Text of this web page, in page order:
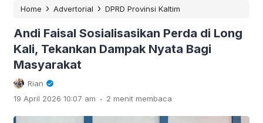
Home › Advertorial › DPRD Provinsi Kaltim
Andi Faisal Sosialisasikan Perda di Long
Kali, Tekankan Dampak Nyata Bagi
Masyarakat
Rian
19 April 2026 10:07 am . 2 menit membaca